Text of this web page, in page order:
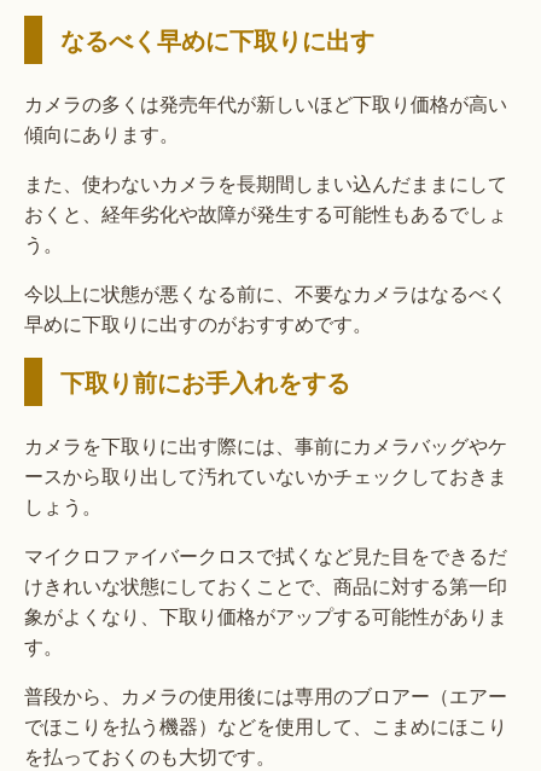
なるべく早めに下取りに出す
カメラの多くは発売年代が新しいほど下取り価格が高い
傾向にあります。
また、使わないカメラを長期間しまい込んだままにして
おくと、経年劣化や故障が発生する可能性もあるでしょ
う。
今以上に状態が悪くなる前に、不要なカメラはなるべく
早めに下取りに出すのがおすすめです。
下取り前にお手入れをする
カメラを下取りに出す際には、事前にカメラバッグやケ
ースから取り出して汚れていないかチェックしておきま
しょう。
マイクロファイバークロスで拭くなど見た目をできるだ
けきれいな状態にしておくことで、商品に対する第一印
象がよくなり、下取り価格がアップする可能性がありま
す。
普段から、カメラの使用後には専用のブロアー（エアー
でほこりを払う機器）などを使用して、こまめにほこり
を払っておくのも大切です。